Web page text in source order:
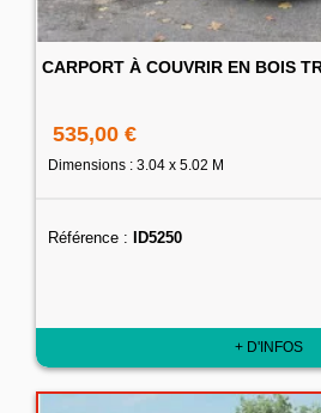
CARPORT À COUVRIR EN BOIS
535,00 €
Dimensions : 3.04 x 5.02 M
Référence : ID5250
+ D'INFOS